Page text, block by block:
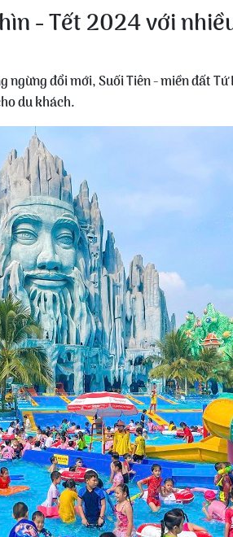
- Tết 2024 với
đổi mới, Suối Tiên - miền đất Tứ
du khách.